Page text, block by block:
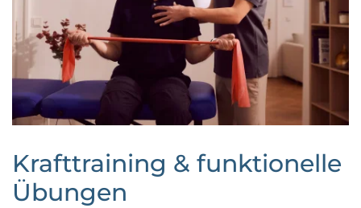
Krafttraining & funktionelle
Übungen